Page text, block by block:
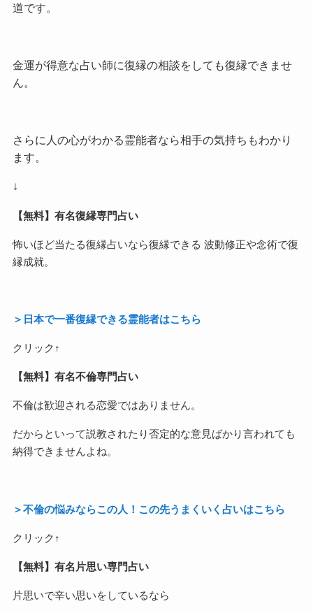
道です。
金運が得意な占い師に復縁の相談をしても復縁できませ
ん。
さらに人の心がわかる霊能者なら相手の気持ちもわかり
ます。
↓
【無料】有名復縁専門占い
怖いほど当たる復縁占いなら復縁できる 波動修正や念術で復
縁成就。
＞日本で一番復縁できる霊能者はこちら
クリック↑
【無料】有名不倫専門占い
不倫は歓迎される恋愛ではありません。
だからといって説教されたり否定的な意見ばかり言われても
納得できませんよね。
＞不倫の悩みならこの人！この先うまくいく占いはこちら
クリック↑
【無料】有名片思い専門占い
片思いで辛い思いをしているなら